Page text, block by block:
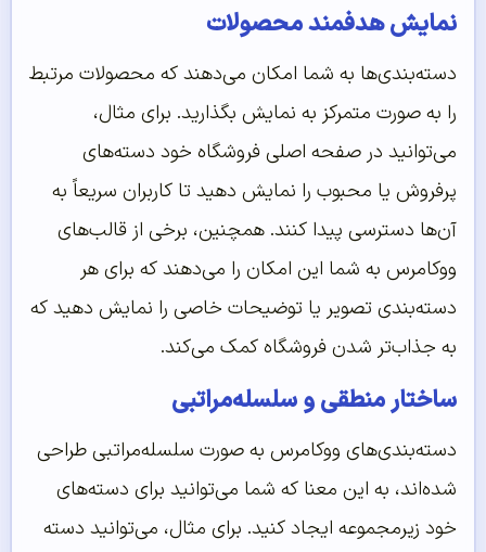
نمایش هدفمند محصولات
دسته‌بندی‌ها به شما امکان می‌دهند که محصولات مرتبط
را به صورت متمرکز به نمایش بگذارید. برای مثال،
می‌توانید در صفحه اصلی فروشگاه خود دسته‌های
پرفروش یا محبوب را نمایش دهید تا کاربران سریعاً به
آن‌ها دسترسی پیدا کنند. همچنین، برخی از قالب‌های
ووکامرس به شما این امکان را می‌دهند که برای هر
دسته‌بندی تصویر یا توضیحات خاصی را نمایش دهید که
به جذاب‌تر شدن فروشگاه کمک می‌کند.
ساختار منطقی و سلسله‌مراتبی
دسته‌بندی‌های ووکامرس به صورت سلسله‌مراتبی طراحی
شده‌اند، به این معنا که شما می‌توانید برای دسته‌های
خود زیرمجموعه ایجاد کنید. برای مثال، می‌توانید دسته